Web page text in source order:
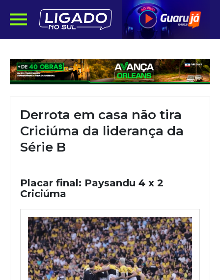
Derrota em casa não tira
Criciúma da liderança da
Série B
Placar final: Paysandu 4 x 2
Criciúma